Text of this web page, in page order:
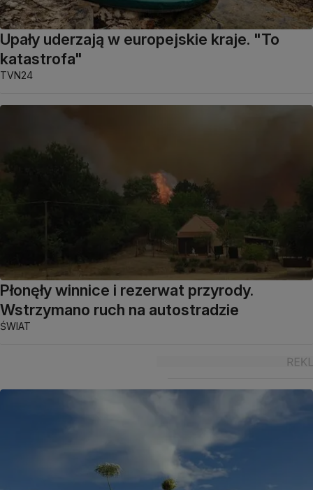
Upały uderzają w europejskie kraje. "To
katastrofa"
TVN24
Płonęły winnice i rezerwat przyrody.
Wstrzymano ruch na autostradzie
ŚWIAT